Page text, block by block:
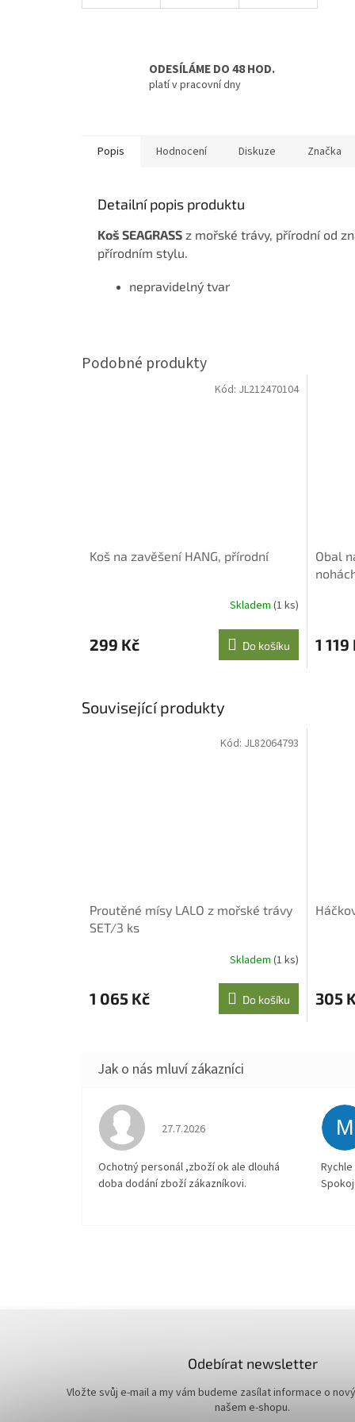
ODESÍLÁME DO 48 HOD.
platí v pracovní dny
Popis Hodnocení Diskuze Značka
Detailní popis produktu
Koš SEAGRASS z mořské trávy, přírodní od
přírodním stylu.
nepravidelný tvar
Koš na zavěšení HANG, přírodní
Skladem (1 ks)
299 Kč Do košíku
Kód: JL212470104
Obal
1 119
Související produkty
Proutěné mísy LALO z mořské trávy
SET/3 ks
Skladem (1 ks)
1 065 Kč Do košíku
Kód: JL82064793
305
Hodnocení obchodu je 4 z 5 hvězdiček.
27.7.2026
Ochotný personál ,zboží ok ale dlouhá
doba dodání zboží zákazníkovi.
M
Odebírat newsletter
Vložte svůj e-mail a my vám budeme zasílat informace o
našem e-shopu.